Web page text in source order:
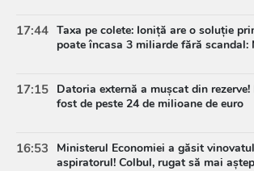
17:44 Taxa pe colete: Ioniță are o soluție
poate încasa 3 miliarde fără scandal:
17:15 Datoria externă a mușcat din
fost de peste 24 de milioane de euro
16:53
Ministerul Economiei a găsit
aspiratorul! Colbul, rugat să mai